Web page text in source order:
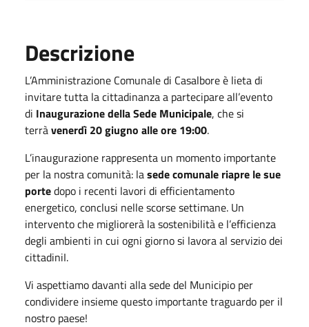
Descrizione
L’Amministrazione Comunale di Casalbore è lieta di
invitare tutta la cittadinanza a partecipare all’evento
di Inaugurazione della Sede Municipale, che si
terràvenerdì 20 giugno alle ore 19:00.
L’inaugurazione rappresenta un momento importante
per la nostra comunità: lasede comunale riapre le sue
portedopo i recenti lavori di efficientamento
energetico, conclusi nelle scorse settimane. Un
intervento che migliorerà la sostenibilità e l’efficienza
degli ambienti in cui ogni giorno si lavora al servizio dei
cittadiniI.
Vi aspettiamo davanti alla sede del Municipio per
condividere insieme questo importante traguardo per il
nostro paese!